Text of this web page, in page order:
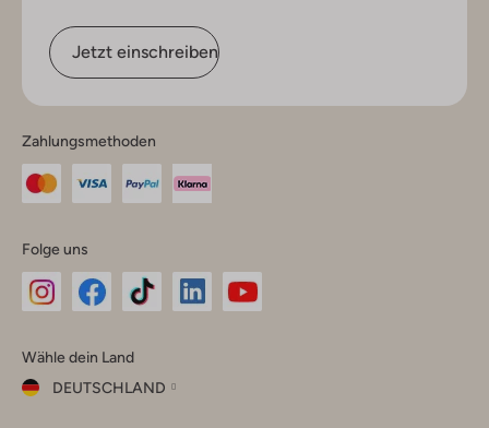
Jetzt einschreiben
Zahlungsmethoden
Folge uns
Instagram
Facebook
TikTok
Wähle dein Land
DEUTSCHLAND